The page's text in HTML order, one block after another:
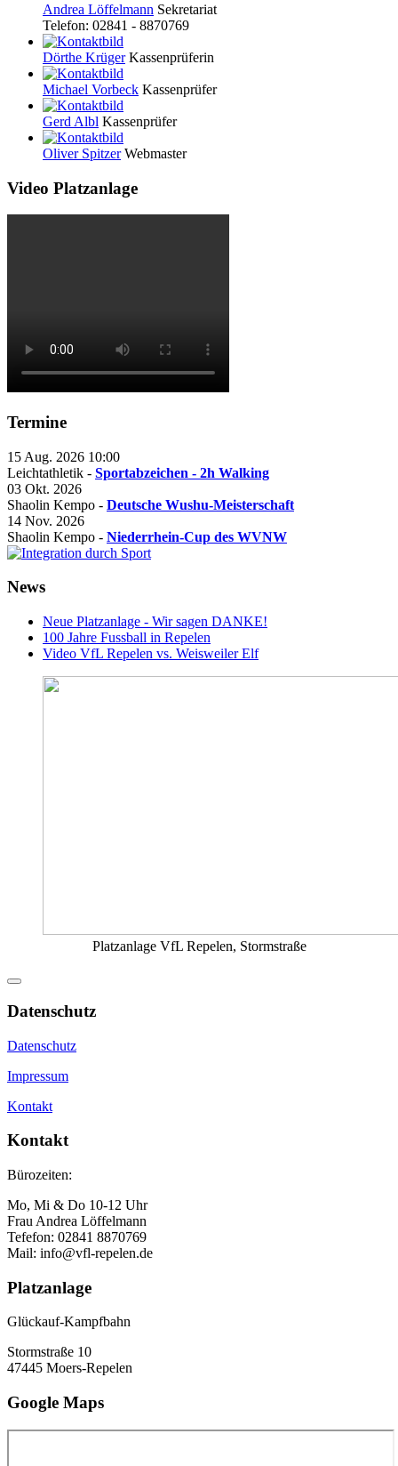
Andrea Löffelmann Sekretariat
Telefon: 02841 - 8870769
Dörthe KrügerKassenprüferin
Michael Vorbeck Kassenprüfer
Gerd Albl Kassenprüfer
Oliver SpitzerWebmaster
Video Platzanlage
Termine
15 Aug. 2026 10:00
Leichtathletik - Sportabzeichen - 2h Walking
03 Okt. 2026
Shaolin Kempo - Deutsche Wushu-Meisterschaft
14 Nov. 2026
Shaolin Kempo - Niederrhein-Cup des WVNW
News
Neue Platzanlage - Wir sagen DANKE!
100 Jahre Fussball in Repelen
Video VfL Repelen vs. Weisweiler Elf
Platzanlage VfL Repelen, Stormstraße
Datenschutz
Datenschutz
Impressum
Kontakt
Kontakt
Bürozeiten:
Mo, Mi & Do 10-12 Uhr
Frau Andrea Löffelmann
Tefefon: 02841 8870769
Mail: info@vfl-repelen.de
Platzanlage
Glückauf-Kampfbahn
Stormstraße 10
47445 Moers-Repelen
Google Maps